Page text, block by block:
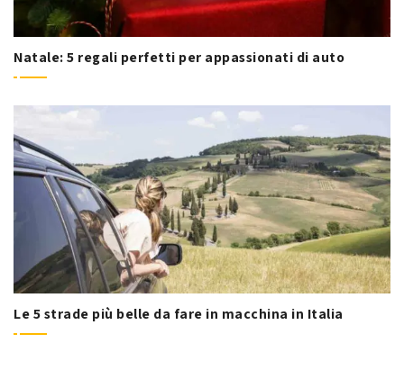
Natale: 5 regali perfetti per appassionati di auto
Le 5 strade più belle da fare in macchina in Italia